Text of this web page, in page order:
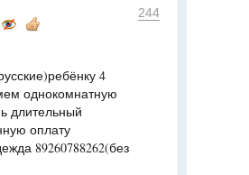
244
4
однокомнатную
длительный
оплату
89260788262(без